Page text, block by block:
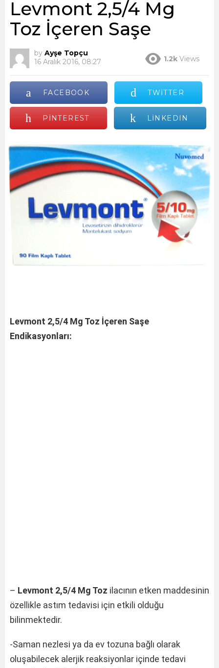
Levmont 2,5/4 Mg
Toz İçeren Saşe
by Ayşe Topçu
16 Aralık 2016, 08:27
1.2k Views
FACEBOOK TWITTER
PINTEREST LINKEDIN
Levmont 2,5/4 Mg Toz İçeren Saşe
Endikasyonları:
– Levmont 2,5/4 Mg Toz ilacının etken maddesinin
özellikle astım tedavisi için etkili olduğu
bilinmektedir.
-Saman nezlesi ya da ev tozuna bağlı olarak
oluşabilecek alerjik reaksiyonlar içinde tedavi